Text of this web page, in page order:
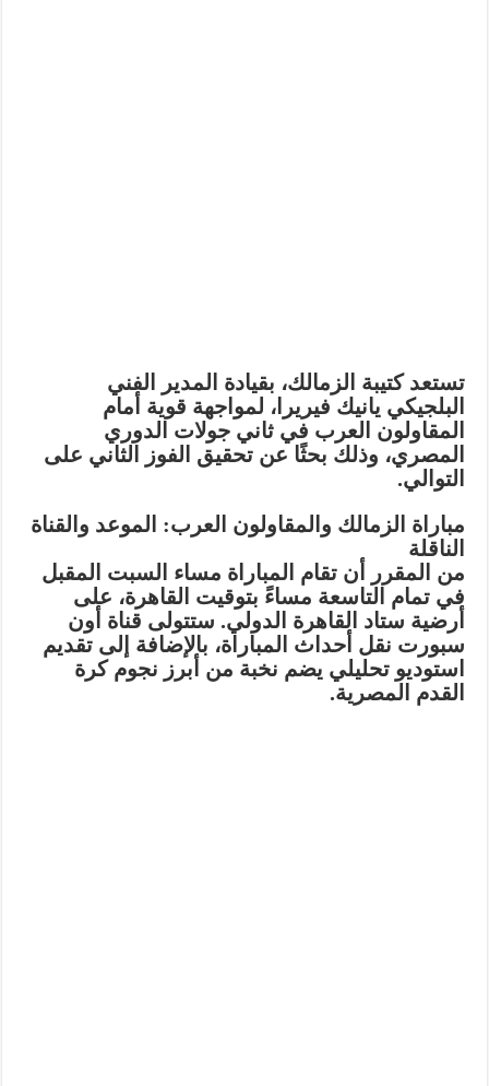
تستعد كتيبة الزمالك، بقيادة المدير الفني
البلجيكي يانيك فيريرا، لمواجهة قوية أمام
المقاولون العرب في ثاني جولات الدوري
المصري، وذلك بحثًا عن تحقيق الفوز الثاني على
التوالي.
مباراة الزمالك والمقاولون العرب: الموعد والقناة
الناقلة
من المقرر أن تقام المباراة مساء السبت المقبل
في تمام التاسعة مساءً بتوقيت القاهرة، على
أرضية ستاد القاهرة الدولي. ستتولى قناة أون
سبورت نقل أحداث المباراة، بالإضافة إلى تقديم
استوديو تحليلي يضم نخبة من أبرز نجوم كرة
القدم المصرية.